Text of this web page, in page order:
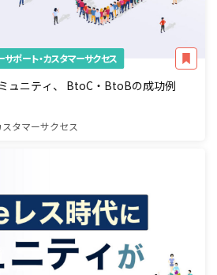
サポート・カスタマーサクセス
ュニティ、 BtoC・BtoBの成功例
タマーサクセス